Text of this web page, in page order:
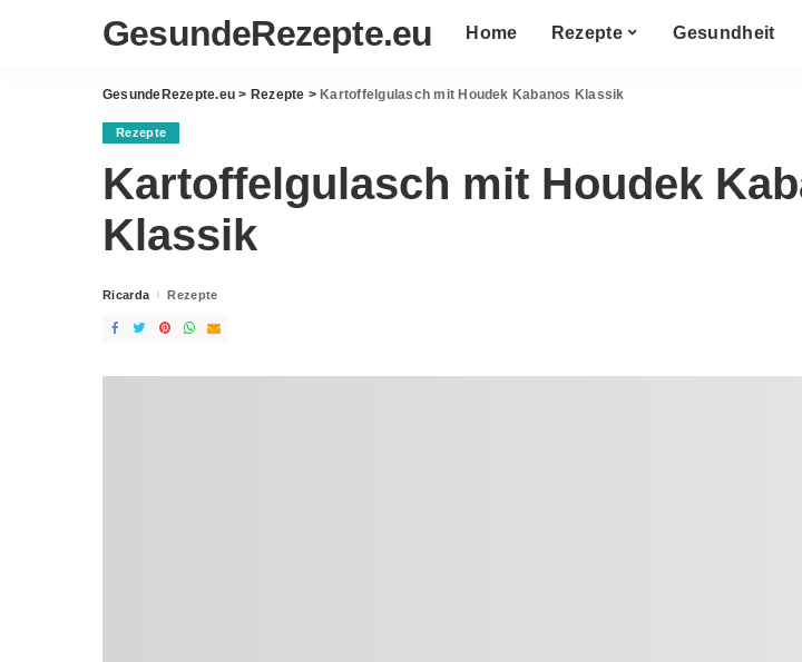
GesundeRezepte.eu Home Rezepte Gesundheit
GesundeRezepte.eu > Rezepte > Kartoffelgulasch mit Houdek Kabanos Klassik
Rezepte
Kartoffelgulasch mit Houdek
Klassik
Posted
Ricarda Rezepte